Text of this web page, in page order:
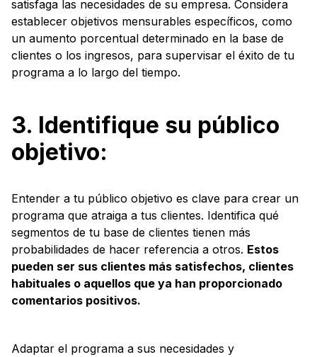
satisfaga las necesidades de su empresa. Considera
establecer objetivos mensurables específicos, como
un aumento porcentual determinado en la base de
clientes o los ingresos, para supervisar el éxito de tu
programa a lo largo del tiempo.
3. Identifique su público
objetivo:
Entender a tu público objetivo es clave para crear un
programa que atraiga a tus clientes. Identifica qué
segmentos de tu base de clientes tienen más
probabilidades de hacer referencia a otros. Estos
pueden ser sus clientes más satisfechos, clientes
habituales o aquellos que ya han proporcionado
comentarios positivos.
Adaptar el programa a sus necesidades y